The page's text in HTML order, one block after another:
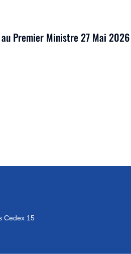
Premier Ministre 27 Mai 2026
Cedex 15